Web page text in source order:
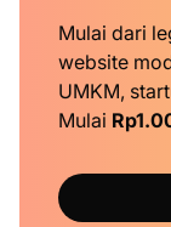
Mulai dari
website
UMKM,
Mulai